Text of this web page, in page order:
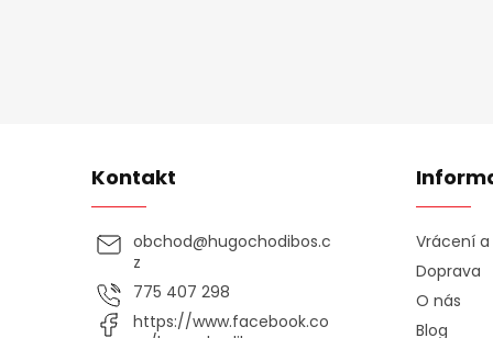
Kontakt
obchod@hugochodibos.c
z
775 407 298
https://www.facebook.co
Vrácení
Doprava
O nás
Blog